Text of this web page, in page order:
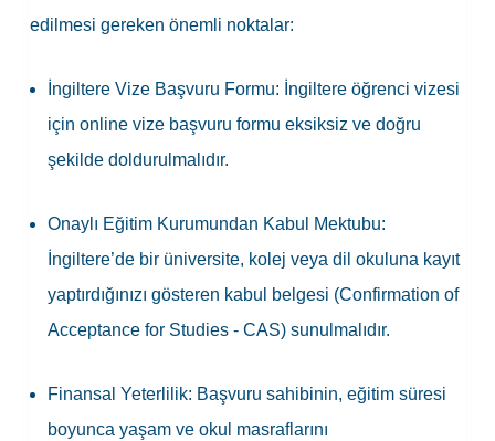
edilmesi gereken önemli noktalar:
İngiltere Vize Başvuru Formu: İngiltere öğrenci vizesi
için online vize başvuru formu eksiksiz ve doğru
şekilde doldurulmalıdır.
Onaylı Eğitim Kurumundan Kabul Mektubu:
İngiltere’de bir üniversite, kolej veya dil okuluna kayıt
yaptırdığınızı gösteren kabul belgesi (Confirmation of
Acceptance for Studies - CAS) sunulmalıdır.
Finansal Yeterlilik: Başvuru sahibinin, eğitim süresi
boyunca yaşam ve okul masraflarını